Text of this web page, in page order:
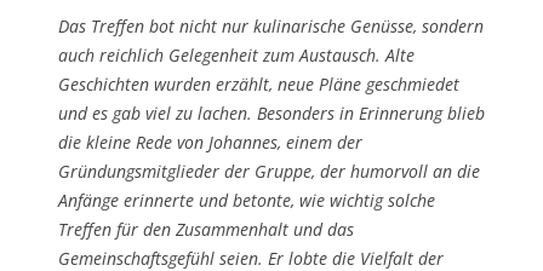
Das Treffen bot nicht nur kulinarische Genüsse, sondern
auch reichlich Gelegenheit zum Austausch. Alte
Geschichten wurden erzählt, neue Pläne geschmiedet
und es gab viel zu lachen. Besonders in Erinnerung blieb
die kleine Rede von Johannes, einem der
Gründungsmitglieder der Gruppe, der humorvoll an die
Anfänge erinnerte und betonte, wie wichtig solche
Treffen für den Zusammenhalt und das
Gemeinschaftsgefühl seien. Er lobte die Vielfalt der